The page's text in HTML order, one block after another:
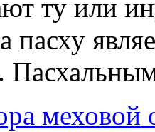
ту или
пасху
меховой